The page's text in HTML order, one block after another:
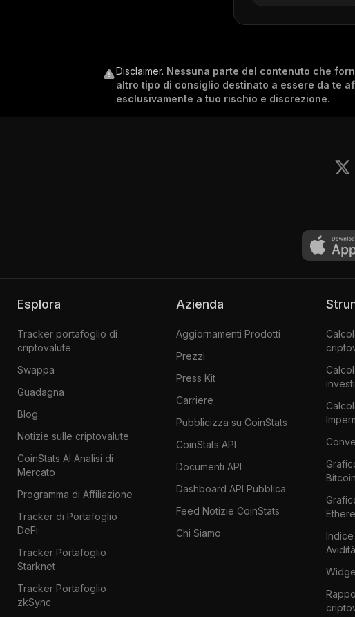
Disclaimer. Nessuna parte del contenuto che
altro tipo di consiglio destinato a essere da te
esclusivamente a tuo rischio e discrezione.
Esplora
Tracker portafoglio di
criptovalute
Swappa
Guadagna
Blog
Notizie sulle criptovalute
CoinStats AI Analisi di
Mercato
Programma di Affiliazione
Tracker di Portafoglio
DeFi
Tracker Portafoglio
Starknet
Tracker Portafoglio
zkSync
Azienda
Aggiornamenti Prodotti
Prezzi
Press Kit
Carriere
Pubblicizza su CoinStats
CoinStats API
Documenti API
Dashboard API Pubblica
Feed Notizie CoinStats
Chi Siamo
Bitcoin
Avidità